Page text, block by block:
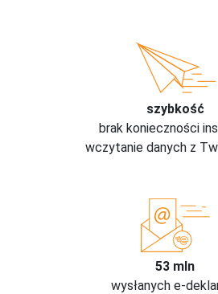
szybkość
brak konieczności
wczytanie danych z
53 mln
wysłanych e-